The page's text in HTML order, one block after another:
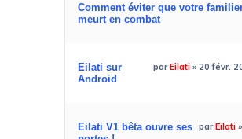
Comment éviter que votre
meurt en combat
Eilati sur
Android
parEilati» 20 févr.
Eilati V1 bêta ouvre ses parEilati »